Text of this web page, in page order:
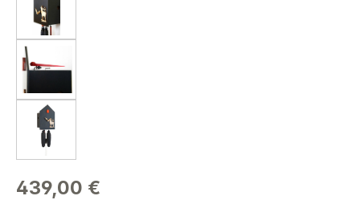
439,00 €